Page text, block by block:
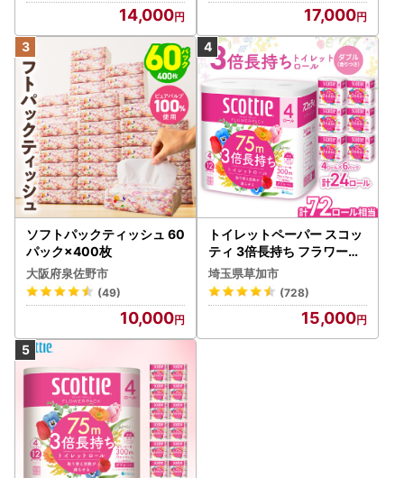
14,000 17,000
ソフトパックティッシュ 60
パック×400枚
大阪府泉佐野市
(49)
10,000
トイレットペーパー スコッ
ティ 3倍長持ち フラワーパ
ック 4ロール×6P
埼玉県草加市
(728)
15,000